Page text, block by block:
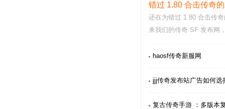
错过 1.80 合击传奇
还在为错过 1.80 合击传
来我们的传奇 SF 发布网
haosf传奇新服网
jjj传奇发布站广告如何选
复古传奇手游 ：多版本